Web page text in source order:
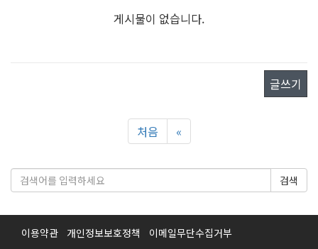
게시물이 없습니다.
글쓰기
처음 «
검색
이용약관 개인정보보호정책
이메일무단수집거부